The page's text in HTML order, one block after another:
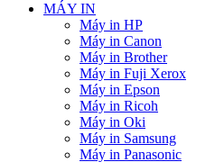
MÁY IN
Máy in HP
Máy in Canon
Máy in Brother
Máy in Fuji Xerox
Máy in Epson
Máy in Ricoh
Máy in Oki
Máy in Samsung
Máy in Panasonic